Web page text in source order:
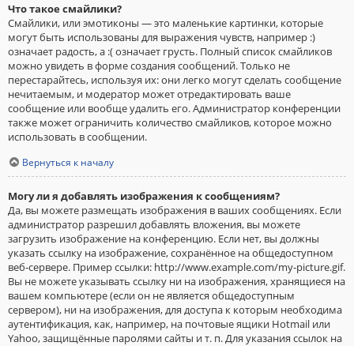
Что такое смайлики?
Смайлики, или эмотиконы — это маленькие картинки, которые
могут быть использованы для выражения чувств, например :)
означает радость, а :( означает грусть. Полный список смайликов
можно увидеть в форме создания сообщений. Только не
перестарайтесь, используя их: они легко могут сделать сообщение
нечитаемым, и модератор может отредактировать ваше
сообщение или вообще удалить его. Администратор конференции
также может ограничить количество смайликов, которое можно
использовать в сообщении.
Вернуться к началу
Могу ли я добавлять изображения к сообщениям?
Да, вы можете размещать изображения в ваших сообщениях. Если
администратор разрешил добавлять вложения, вы можете
загрузить изображение на конференцию. Если нет, вы должны
указать ссылку на изображение, сохранённое на общедоступном
веб-сервере. Пример ссылки: http://www.example.com/my-picture.gif.
Вы не можете указывать ссылку ни на изображения, хранящиеся на
вашем компьютере (если он не является общедоступным
сервером), ни на изображения, для доступа к которым необходима
аутентификация, как, например, на почтовые ящики Hotmail или
Yahoo, защищённые паролями сайты и т. п. Для указания ссылок на